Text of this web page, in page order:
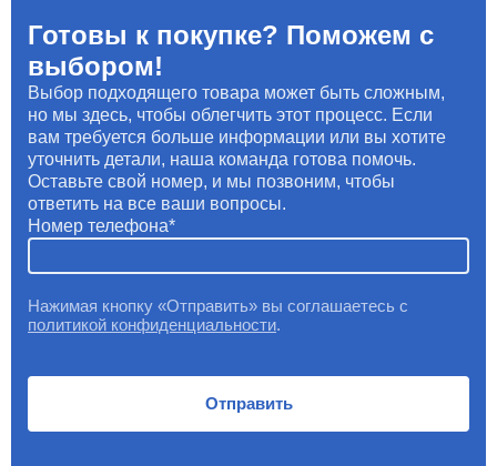
Готовы к покупке? Поможем с
выбором!
Выбор подходящего товара может быть сложным,
но мы здесь, чтобы облегчить этот процесс. Если
вам требуется больше информации или вы хотите
уточнить детали, наша команда готова помочь.
Оставьте свой номер, и мы позвоним, чтобы
ответить на все ваши вопросы.
Номер телефона
Нажимая кнопку «Отправить» вы соглашаетесь с
политикой конфиденциальности.
Отправить